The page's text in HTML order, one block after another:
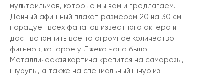
мультфильмов, которые мы вам и предлагаем.
Данный афишный плакат размером 20 на 30 см
порадует всех фанатов известного актера и
даст вспомнить все то огромное количество
фильмов, которое у Джека Чана было.
Металлическая картина крепится на саморезы,
шурупы, а также на специальный шнур из